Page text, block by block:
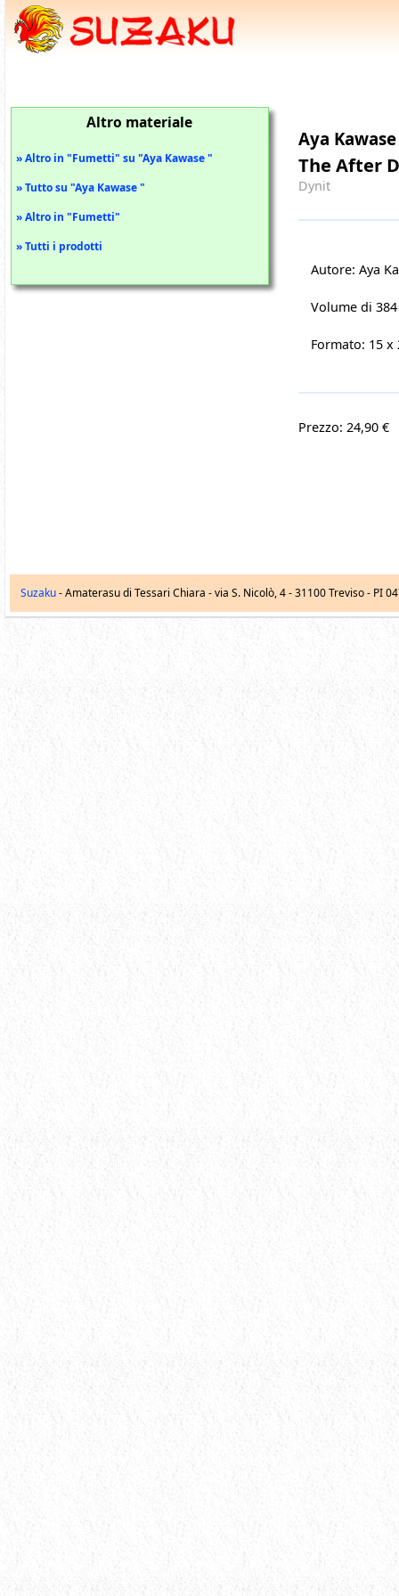
Aya Kawase
The After
Dynit
Autore: Aya
Volume di
Formato: 15 x
Prezzo: 24,90 €
Altro materiale
» Altro in "Fumetti" su "Aya Kawase "
» Tutto su "Aya Kawase "
» Altro in "Fumetti"
» Tutti i prodotti
Suzaku- Amaterasu di Tessari Chiara -via S. Nicolò, 4-31100 Treviso - PI